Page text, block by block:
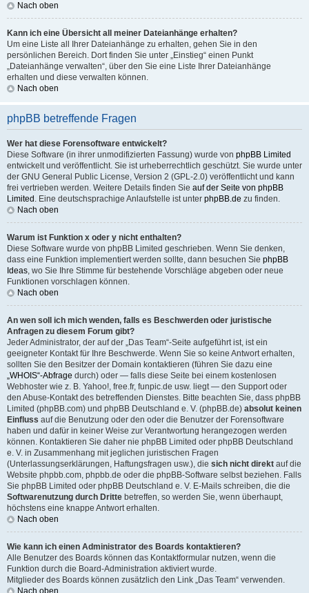
Nach oben
Kann ich eine Übersicht all meiner Dateianhänge erhalten?
Um eine Liste all Ihrer Dateianhänge zu erhalten, gehen Sie in den
persönlichen Bereich. Dort finden Sie unter „Einstieg“ einen Punkt
„Dateianhänge verwalten“, über den Sie eine Liste Ihrer Dateianhänge
erhalten und diese verwalten können.
Nach oben
phpBB betreffende Fragen
Wer hat diese Forensoftware entwickelt?
Diese Software (in ihrer unmodifizierten Fassung) wurde von phpBB Limited
entwickelt und veröffentlicht. Sie ist urheberrechtlich geschützt. Sie wurde unter
der GNU General Public License, Version 2 (GPL-2.0) veröffentlicht und kann
frei vertrieben werden. Weitere Details finden Sie auf der Seite von phpBB
Limited . Eine deutschsprachige Anlaufstelle ist unter phpBB.de zu finden.
Nach oben
Warum ist Funktion x oder y nicht enthalten?
Diese Software wurde von phpBB Limited geschrieben. Wenn Sie denken,
dass eine Funktion implementiert werden sollte, dann besuchen Sie phpBB
Ideas, wo Sie Ihre Stimme für bestehende Vorschläge abgeben oder neue
Funktionen vorschlagen können.
Nach oben
An wen soll ich mich wenden, falls es Beschwerden oder juristische
Anfragen zu diesem Forum gibt?
Jeder Administrator, der auf der „Das Team“-Seite aufgeführt ist, ist ein
geeigneter Kontakt für Ihre Beschwerde. Wenn Sie so keine Antwort erhalten,
sollten Sie den Besitzer der Domain kontaktieren (führen Sie dazu eine
„WHOIS“-Abfrage durch) oder — falls diese Seite bei einem kostenlosen
Webhoster wie z. B. Yahoo!, free.fr, funpic.de usw. liegt — den Support oder
den Abuse-Kontakt des betreffenden Dienstes. Bitte beachten Sie, dass phpBB
Limited (phpBB.com) und phpBB Deutschland e. V. (phpBB.de) absolut keinen
Einfluss auf die Benutzung oder den oder die Benutzer der Forensoftware
haben und dafür in keiner Weise zur Verantwortung herangezogen werden
können. Kontaktieren Sie daher nie phpBB Limited oder phpBB Deutschland
e. V. in Zusammenhang mit jeglichen juristischen Fragen
(Unterlassungserklärungen, Haftungsfragen usw.), die sich nicht direkt auf die
Website phpbb.com, phpbb.de oder die phpBB-Software selbst beziehen. Falls
Sie phpBB Limited oder phpBB Deutschland e. V. E-Mails schreiben, die die
Softwarenutzung durch Dritte betreffen, so werden Sie, wenn überhaupt,
höchstens eine knappe Antwort erhalten.
Nach oben
Wie kann ich einen Administrator des Boards kontaktieren?
Alle Benutzer des Boards können das Kontaktformular nutzen, wenn die
Funktion durch die Board-Administration aktiviert wurde.
Mitglieder des Boards können zusätzlich den Link „Das Team“ verwenden.
Nach oben